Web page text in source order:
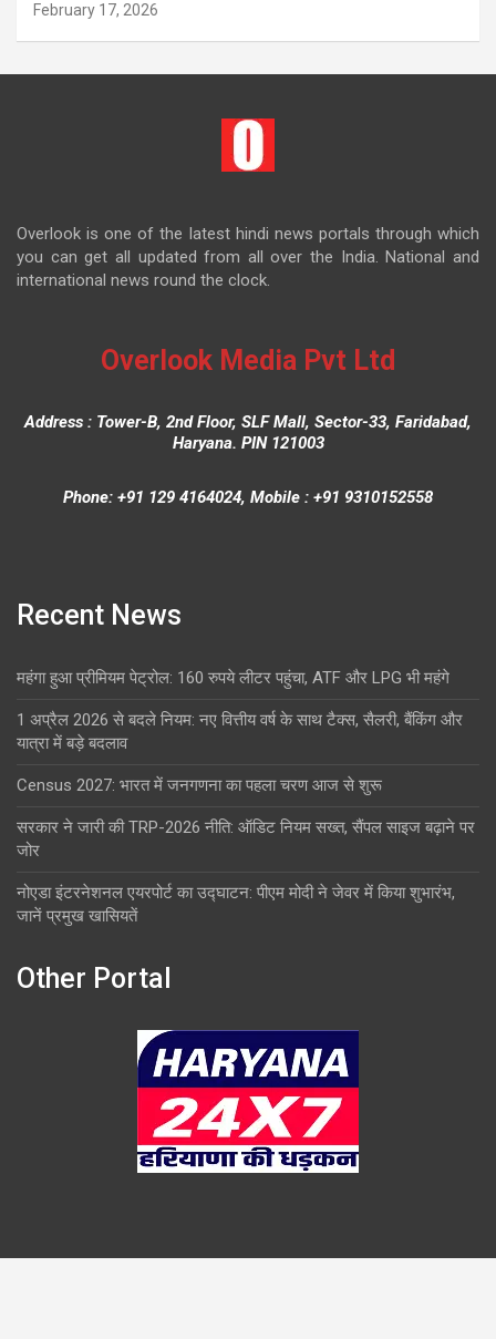
February 17, 2026
Overlook is one of the latest hindi news portals through which
you can get all updated from all over the India. National and
international news round the clock.
Overlook Media Pvt Ltd
Address : Tower-B, 2nd Floor, SLF Mall, Sector-33, Faridabad,
Haryana. PIN 121003
Phone: +91 129 4164024, Mobile : +91 9310152558
Recent News
महंगा हुआ प्रीमियम पेट्रोल: 160 रुपये लीटर पहुंचा, ATF और LPG भी महंगे
1 अप्रैल 2026 से बदले नियम: नए वित्तीय वर्ष के साथ टैक्स, सैलरी, बैंकिंग और
यात्रा में बड़े बदलाव
Census 2027: भारत में जनगणना का पहला चरण आज से शुरू
सरकार ने जारी की TRP-2026 नीति: ऑडिट नियम सख्त, सैंपल साइज बढ़ाने पर
जोर
नोएडा इंटरनेशनल एयरपोर्ट का उद्घाटन: पीएम मोदी ने जेवर में किया शुभारंभ,
जानें प्रमुख खासियतें
Other Portal